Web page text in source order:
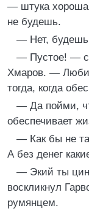
— штука
не будешь.
— Нет,
— Пустое! — с
Хмаров. —
тогда, когда
— Да пойми,
обеспечивает
— Как бы не
А без денег
— Экий ты
воскликнул
румянцем.